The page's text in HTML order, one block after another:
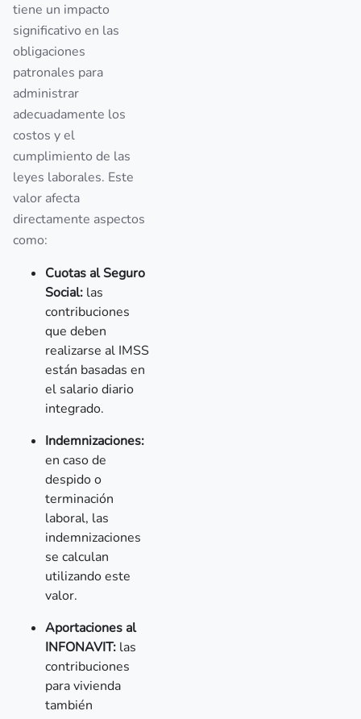
tiene un impacto
significativo en las
obligaciones
patronales para
administrar
adecuadamente los
costos y el
cumplimiento de las
leyes laborales. Este
valor afecta
directamente aspectos
como:
Cuotas al Seguro
Social: las
contribuciones
que deben
realizarse al IMSS
están basadas en
el salario diario
integrado.
Indemnizaciones:
en caso de
despido o
terminación
laboral, las
indemnizaciones
se calculan
utilizando este
valor.
Aportaciones al
INFONAVIT: las
contribuciones
para vivienda
también